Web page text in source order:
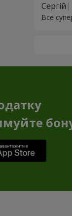
Сергій
Все